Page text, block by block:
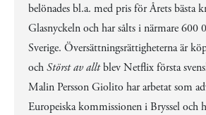
belönades bl.a. med pris för Årets bästa
Glasnyckeln och har sålts i närmare 600
Sverige. Översättningsrättigheterna är
ochStörst av alltblev Netflix första
Malin Persson Giolito har arbetat som
Europeiska kommissionen i Bryssel och